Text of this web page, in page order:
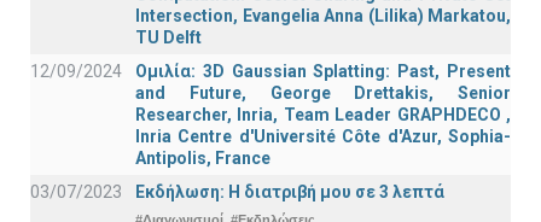
Intersection, Evangelia Anna (Lilika) Markatou,
TU Delft
12/09/2024
Ομιλία: 3D Gaussian Splatting: Past, Present
and Future, George Drettakis, Senior
Researcher, Inria, Team Leader GRAPHDECO ,
Inria Centre d'Université Côte d'Azur, Sophia-
Antipolis, France
03/07/2023
Εκδήλωση: Η διατριβή μου σε 3 λεπτά